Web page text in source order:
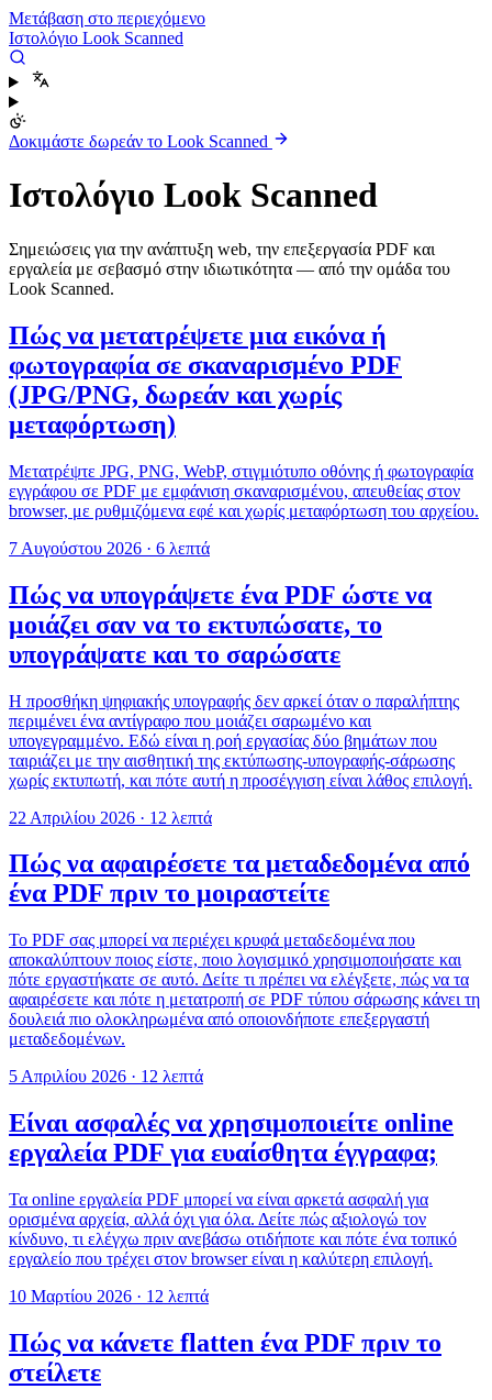
Μετάβαση στο περιεχόμενο
Ιστολόγιο Look Scanned
Δοκιμάστε δωρεάν το Look Scanned
Ιστολόγιο Look Scanned
Σημειώσεις για την ανάπτυξη web, την επεξεργασία PDF και
εργαλεία με σεβασμό στην ιδιωτικότητα — από την ομάδα του
Look Scanned.
Πώς να μετατρέψετε μια εικόνα ή
φωτογραφία σε σκαναρισμένο PDF
(JPG/PNG, δωρεάν και χωρίς
μεταφόρτωση)
Μετατρέψτε JPG, PNG, WebP, στιγμιότυπο οθόνης ή φωτογραφία
εγγράφου σε PDF με εμφάνιση σκαναρισμένου, απευθείας στον
browser, με ρυθμιζόμενα εφέ και χωρίς μεταφόρτωση του αρχείου.
7 Αυγούστου 2026 · 6 λεπτά
Πώς να υπογράψετε ένα PDF ώστε να
μοιάζει σαν να το εκτυπώσατε, το
υπογράψατε και το σαρώσατε
Η προσθήκη ψηφιακής υπογραφής δεν αρκεί όταν ο παραλήπτης
περιμένει ένα αντίγραφο που μοιάζει σαρωμένο και
υπογεγραμμένο. Εδώ είναι η ροή εργασίας δύο βημάτων που
ταιριάζει με την αισθητική της εκτύπωσης-υπογραφής-σάρωσης
χωρίς εκτυπωτή, και πότε αυτή η προσέγγιση είναι λάθος επιλογή.
22 Απριλίου 2026 · 12 λεπτά
Πώς να αφαιρέσετε τα μεταδεδομένα από
ένα PDF πριν το μοιραστείτε
Το PDF σας μπορεί να περιέχει κρυφά μεταδεδομένα που
αποκαλύπτουν ποιος είστε, ποιο λογισμικό χρησιμοποιήσατε και
πότε εργαστήκατε σε αυτό. Δείτε τι πρέπει να ελέγξετε, πώς να τα
αφαιρέσετε και πότε η μετατροπή σε PDF τύπου σάρωσης κάνει τη
δουλειά πιο ολοκληρωμένα από οποιονδήποτε επεξεργαστή
μεταδεδομένων.
5 Απριλίου 2026 · 12 λεπτά
Είναι ασφαλές να χρησιμοποιείτε online
εργαλεία PDF για ευαίσθητα έγγραφα;
Τα online εργαλεία PDF μπορεί να είναι αρκετά ασφαλή για
ορισμένα αρχεία, αλλά όχι για όλα. Δείτε πώς αξιολογώ τον
κίνδυνο, τι ελέγχω πριν ανεβάσω οτιδήποτε και πότε ένα τοπικό
εργαλείο που τρέχει στον browser είναι η καλύτερη επιλογή.
10 Μαρτίου 2026 · 12 λεπτά
Πώς να κάνετε flatten ένα PDF πριν το
στείλετε